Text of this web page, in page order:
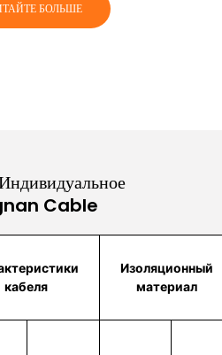
БОЛЬШЕ
Cable
кабеля
Изоляционный
материал